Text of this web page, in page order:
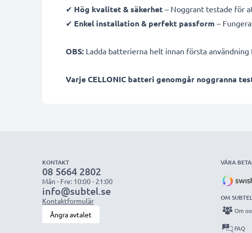
✔ Hög kvalitet & säkerhet – Noggrant testade för
✔ Enkel installation & perfekt passform –
OBS: Ladda batterierna helt innan första
Varje CELLONIC batteri genomgår noggranna
KONTAKT
08 5664 2802
Mån - Fre: 10:00 - 21:00
info@subtel.se
Kontaktformulär
Ångra avtalet
VÅRA
OM SUBTEL
Om
FAQ